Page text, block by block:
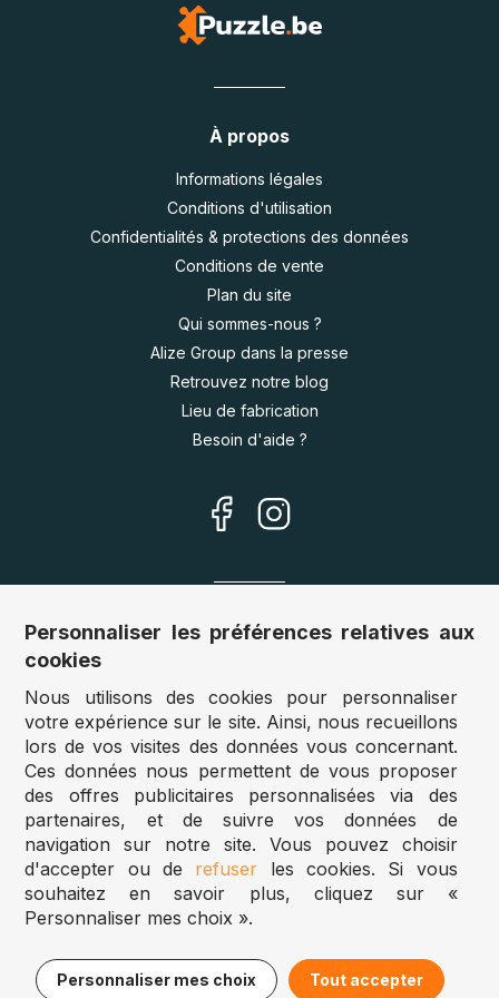
15,95€ Ajouter au panier
À propos
Informations légales
Conditions d'utilisation
Confidentialités & protections des données
Conditions de vente
Plan du site
Qui sommes-nous ?
Alize Group dans la presse
Retrouvez notre blog
Lieu de fabrication
Besoin d'aide ?
Nos sites
Autriche :www.puzzle.at
Belgique :www.puzzle.be
Royaume Uni :
www.jigsawpuzzle.co.uk
Accès revendeurs / détaillants
Vous avez un magasin ?
Vous souhaitez accéder à nos prix revendeurs ?
Puzzle.be 2025
Personnaliser les préférences relatives aux
cookies
Nous utilisons des cookies pour personnaliser
votre expérience sur le site. Ainsi, nous recueillons
lors de vos visites des données vous concernant.
Ces données nous permettent de vous proposer
des offres publicitaires personnalisées via des
partenaires, et de suivre vos données de
navigation sur notre site. Vous pouvez choisir
d'accepter ou de refuser les cookies. Si vous
souhaitez en savoir plus, cliquez sur «
Personnaliser mes choix ».
Personnaliser mes choix Tout accepter